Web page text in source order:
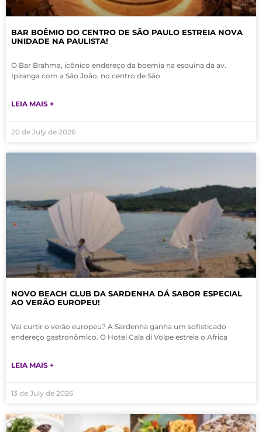
BAR BOÊMIO DO CENTRO DE SÃO PAULO ESTREIA NOVA
UNIDADE NA PAULISTA!
O Bar Brahma, icônico endereço da boemia na esquina da av.
Ipiranga com a São João, no centro de São
LEIA MAIS +
20 de July de 2026
NOVO BEACH CLUB DA SARDENHA DÁ SABOR ESPECIAL
AO VERÃO EUROPEU!
Vai curtir o verão europeu? A Sardenha ganha um sofisticado
endereço gastronômico. O Hotel Cala di Volpe estreia o Africa
LEIA MAIS +
13 de July de 2026